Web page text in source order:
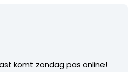
komt zondag pas online!